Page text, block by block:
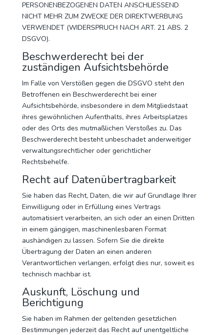
PERSONENBEZOGENEN DATEN ANSCHLIESSEND
NICHT MEHR ZUM ZWECKE DER DIREKTWERBUNG
VERWENDET (WIDERSPRUCH NACH ART. 21 ABS. 2
DSGVO).
Beschwerde­recht bei der
zuständigen Aufsichts­behörde
Im Falle von Verstößen gegen die DSGVO steht den
Betroffenen ein Beschwerderecht bei einer
Aufsichtsbehörde, insbesondere in dem Mitgliedstaat
ihres gewöhnlichen Aufenthalts, ihres Arbeitsplatzes
oder des Orts des mutmaßlichen Verstoßes zu. Das
Beschwerderecht besteht unbeschadet anderweitiger
verwaltungsrechtlicher oder gerichtlicher
Rechtsbehelfe.
Recht auf Daten­übertrag­barkeit
Sie haben das Recht, Daten, die wir auf Grundlage Ihrer
Einwilligung oder in Erfüllung eines Vertrags
automatisiert verarbeiten, an sich oder an einen Dritten
in einem gängigen, maschinenlesbaren Format
aushändigen zu lassen. Sofern Sie die direkte
Übertragung der Daten an einen anderen
Verantwortlichen verlangen, erfolgt dies nur, soweit es
technisch machbar ist.
Auskunft, Löschung und
Berichtigung
Sie haben im Rahmen der geltenden gesetzlichen
Bestimmungen jederzeit das Recht auf unentgeltliche